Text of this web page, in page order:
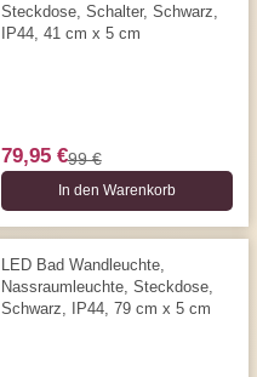
Steckdose, Schalter, Schwarz,
IP44, 41 cm x 5 cm
79,95 €99 €
In den Warenkorb
LED Bad Wandleuchte,
Nassraumleuchte, Steckdose,
Schwarz, IP44, 79 cm x 5 cm